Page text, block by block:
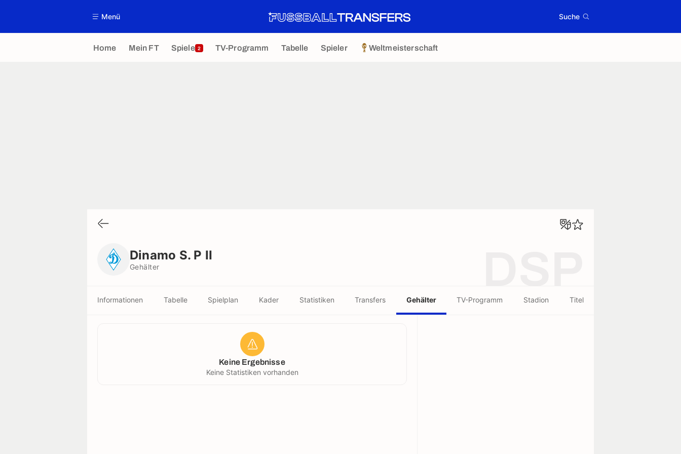
Menü Suche
Home Mein FT Spiele 2 TV-Programm Tabelle Spieler Weltmeisterschaft
Dinamo S. P II
Gehälter
Informationen Tabelle Spielplan Kader Statistiken Transfers Gehälter TV-Programm Stadion Titel
Keine Ergebnisse
Keine Statistiken vorhanden